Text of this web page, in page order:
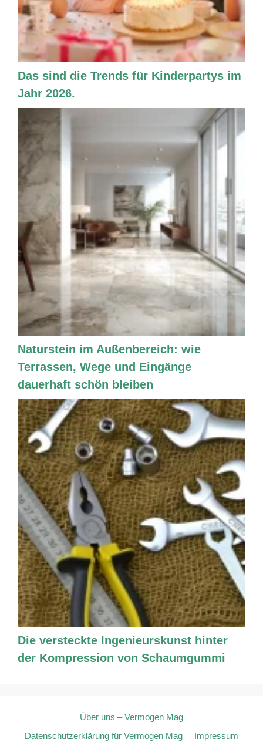
Das sind die Trends für Kinderpartys im
Jahr 2026.
Naturstein im Außenbereich: wie
Terrassen, Wege und Eingänge
dauerhaft schön bleiben
Die versteckte Ingenieurskunst hinter
der Kompression von Schaumgummi
Über uns – Vermogen Mag
Datenschutzerklärung für Vermogen Mag
Impressum